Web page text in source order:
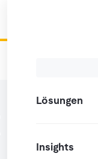
Lösungen
Insights